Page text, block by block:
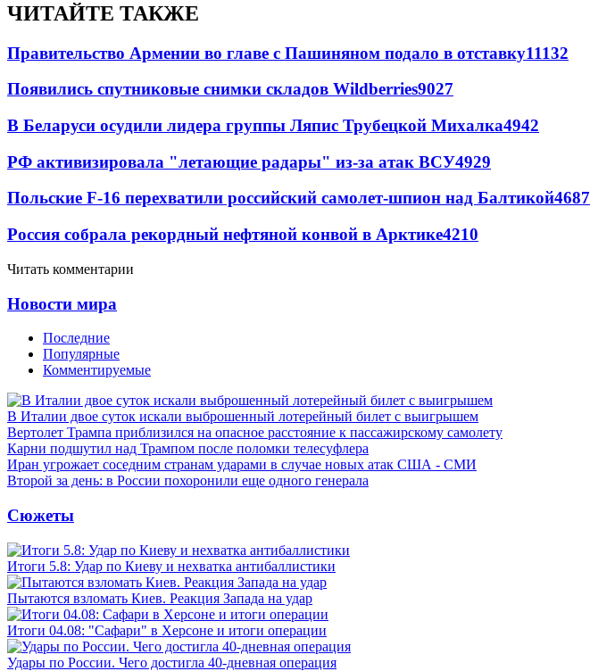
ЧИТАЙТЕ ТАКЖЕ
Правительство Армении во главе с Пашиняном подало в отставку11132
Появились спутниковые снимки складов Wildberries9027
В Беларуси осудили лидера группы Ляпис Трубецкой Михалка4942
РФ активизировала "летающие радары" из-за атак ВСУ4929
Польские F-16 перехватили российский самолет-шпион над Балтикой4687
Россия собрала рекордный нефтяной конвой в Арктике4210
Читать комментарии
Новости мира
Последние
Популярные
Комментируемые
В Италии двое суток искали выброшенный лотерейный билет с выигрышем
Вертолет Трампа приблизился на опасное расстояние к пассажирскому самолету
Карни подшутил над Трампом после поломки телесуфлера
Иран угрожает соседним странам ударами в случае новых атак США - СМИ
Второй за день: в России похоронили еще одного генерала
Сюжеты
Итоги 5.8: Удар по Киеву и нехватка антибаллистики
Пытаются взломать Киев. Реакция Запада на удар
Итоги 04.08: "Сафари" в Херсоне и итоги операции
Удары по России. Чего достигла 40-дневная операция